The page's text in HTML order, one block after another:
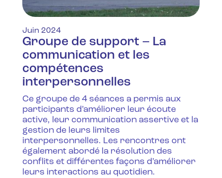
Juin 2024
Groupe de support – La
communication et les
compétences
interpersonnelles
Ce groupe de 4 séances a permis aux
participants d’améliorer leur écoute
active, leur communication assertive et la
gestion de leurs limites
interpersonnelles. Les rencontres ont
également abordé la résolution des
conflits et différentes façons d’améliorer
leurs interactions au quotidien.‍